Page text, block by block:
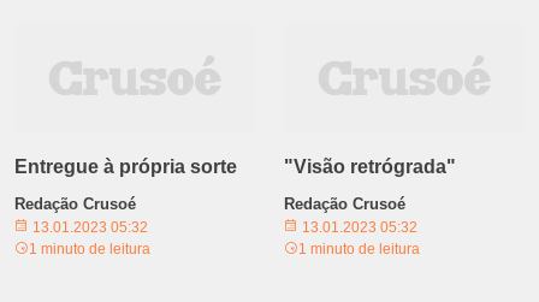
Entregue à própria sorte
Redação Crusoé
13.01.2023 05:32
1 minuto de leitura
"Visão retrógrada"
Redação Crusoé
13.01.2023 05:32
1 minuto de leitura